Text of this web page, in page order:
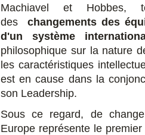
Machiavel et
des changements des
d'un système
philosophique sur la nature
les caractéristiques
est en cause dans la
son Leadership.
Sous ce regard, de
Europe représente le